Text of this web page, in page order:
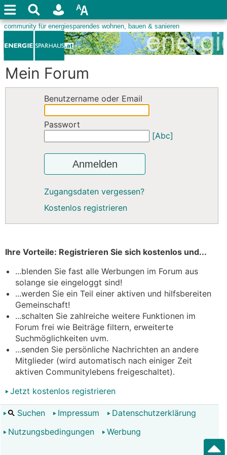
Mein Forum
Benutzername oder Email
Passwort
[Abc]
Anmelden
Zugangsdaten vergessen?
Kostenlos registrieren
Ihre Vorteile: Registrieren Sie sich kostenlos und...
...blenden Sie fast alle Werbungen im Forum aus
solange sie eingeloggt sind!
...werden Sie ein Teil einer aktiven und hilfsbereiten
Gemeinschaft!
...schalten Sie zahlreiche weitere Funktionen im
Forum frei wie Beiträge filtern, erweiterte
Suchmöglichkeiten uvm.
...senden Sie persönliche Nachrichten an andere
Mitglieder (wird automatisch nach einiger Zeit
aktiven Communitylebens freigeschaltet).
Jetzt kostenlos registrieren
Suchen Impressum
Datenschutzerklärung
Nutzungsbedingungen
Werbung